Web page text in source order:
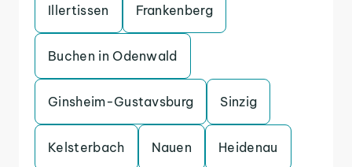
Illertissen Frankenberg
Buchen in Odenwald
Ginsheim-Gustavsburg Sinzig
Kelsterbach Nauen Heidenau